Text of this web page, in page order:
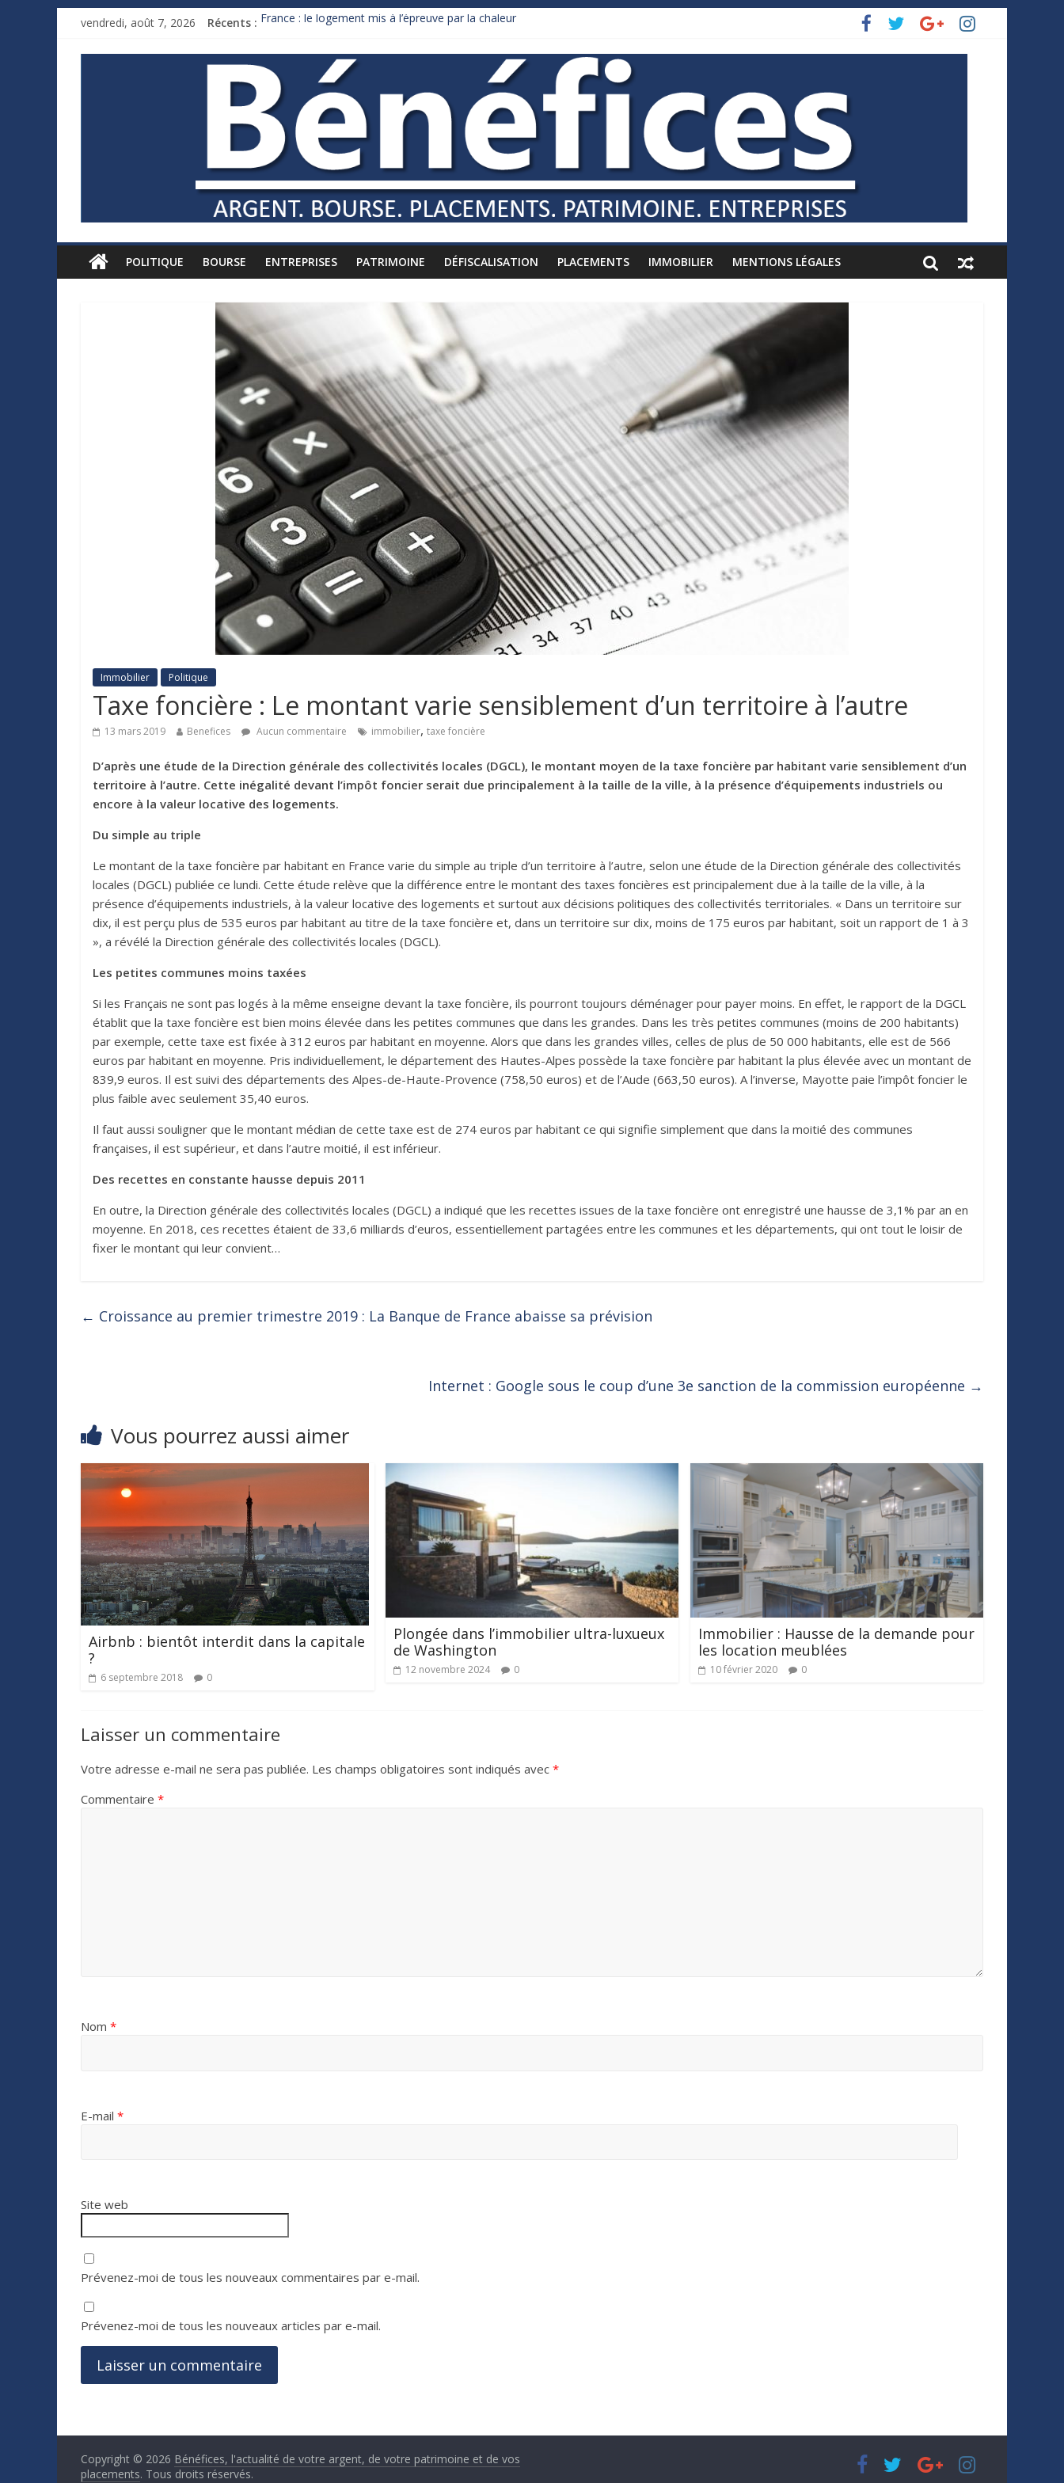
vendredi, août 7, 2026 Récents : France : le logement mis à l’épreuve par la chaleur
Royaume-Uni : Andy Burnham recule sur l’impôt
Xavier Niel, le milliardaire qui ne touche presque rien
Ruée des fortunes russes vers l’étranger
POLITIQUE BOURSE ENTREPRISES PATRIMOINE DÉFISCALISATION PLACEMENTS IMMOBILIER MENTIONS LÉGALES
Immobilier Politique
Taxe foncière : Le montant varie sensiblement d’un territoire à l’autre
13 mars 2019 Benefices Aucun commentaire immobilier, taxe foncière
D’après une étude de la Direction générale des collectivités locales (DGCL), le montant moyen de la taxe foncière par habitant varie sensiblement d’un
territoire à l’autre. Cette inégalité devant l’impôt foncier serait due principalement à la taille de la ville, à la présence d’équipements industriels ou
encore à la valeur locative des logements.
Du simple au triple
Le montant de la taxe foncière par habitant en France varie du simple au triple d’un territoire à l’autre, selon une étude de la Direction générale des collectivités
locales (DGCL) publiée ce lundi. Cette étude relève que la différence entre le montant des taxes foncières est principalement due à la taille de la ville, à la
présence d’équipements industriels, à la valeur locative des logements et surtout aux décisions politiques des collectivités territoriales. « Dans un territoire sur
dix, il est perçu plus de 535 euros par habitant au titre de la taxe foncière et, dans un territoire sur dix, moins de 175 euros par habitant, soit un rapport de 1 à 3
», a révélé la Direction générale des collectivités locales (DGCL).
Les petites communes moins taxées
Si les Français ne sont pas logés à la même enseigne devant la taxe foncière, ils pourront toujours déménager pour payer moins. En effet, le rapport de la DGCL
établit que la taxe foncière est bien moins élevée dans les petites communes que dans les grandes. Dans les très petites communes (moins de 200 habitants)
par exemple, cette taxe est fixée à 312 euros par habitant en moyenne. Alors que dans les grandes villes, celles de plus de 50 000 habitants, elle est de 566
euros par habitant en moyenne. Pris individuellement, le département des Hautes-Alpes possède la taxe foncière par habitant la plus élevée avec un montant de
839,9 euros. Il est suivi des départements des Alpes-de-Haute-Provence (758,50 euros) et de l’Aude (663,50 euros). A l’inverse, Mayotte paie l’impôt foncier le
plus faible avec seulement 35,40 euros.
Il faut aussi souligner que le montant médian de cette taxe est de 274 euros par habitant ce qui signifie simplement que dans la moitié des communes
françaises, il est supérieur, et dans l’autre moitié, il est inférieur.
Des recettes en constante hausse depuis 2011
En outre, la Direction générale des collectivités locales (DGCL) a indiqué que les recettes issues de la taxe foncière ont enregistré une hausse de 3,1% par an en
moyenne. En 2018, ces recettes étaient de 33,6 milliards d’euros, essentiellement partagées entre les communes et les départements, qui ont tout le loisir de
fixer le montant qui leur convient…
← Croissance au premier trimestre 2019 : La Banque de France abaisse sa prévision
Internet : Google sous le coup d’une 3e sanction de la commission européenne →
Vous pourrez aussi aimer
Airbnb : bientôt interdit dans la capitale
?
6 septembre 2018 0
Plongée dans l’immobilier ultra-luxueux
de Washington
12 novembre 2024 0
Immobilier : Hausse de la demande pour
les location meublées
10 février 2020 0
Laisser un commentaire
Votre adresse e-mail ne sera pas publiée. Les champs obligatoires sont indiqués avec *
Commentaire *
Nom *
E-mail *
Site web
Prévenez-moi de tous les nouveaux commentaires par e-mail.
Prévenez-moi de tous les nouveaux articles par e-mail.
Copyright © 2026 Bénéfices, l'actualité de votre argent, de votre patrimoine et de vos
placements. Tous droits réservés.